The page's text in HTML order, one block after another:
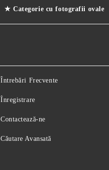
★ Categorie cu fotografii ovale
Întrebări Frecvente
Înregistrare
Contactează-ne
Căutare Avansată